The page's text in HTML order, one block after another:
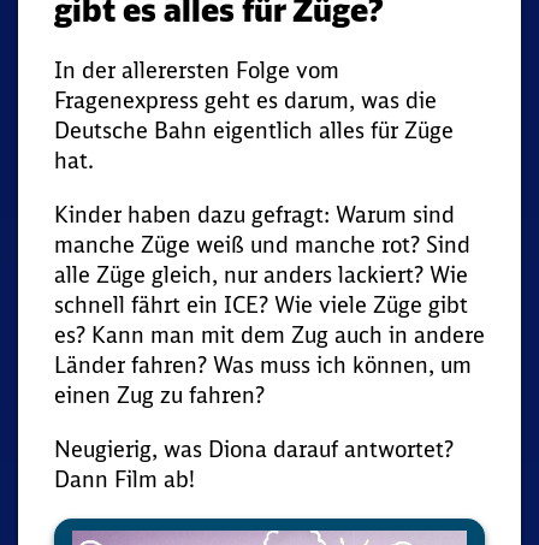
gibt es alles für Züge?
In der allerersten Folge vom
Fragenexpress geht es darum, was die
Deutsche Bahn eigentlich alles für Züge
hat.
Kinder haben dazu gefragt: Warum sind
manche Züge weiß und manche rot? Sind
alle Züge gleich, nur anders lackiert? Wie
schnell fährt ein ICE? Wie viele Züge gibt
es? Kann man mit dem Zug auch in andere
Länder fahren? Was muss ich können, um
einen Zug zu fahren?
Neugierig, was Diona darauf antwortet?
Dann Film ab!